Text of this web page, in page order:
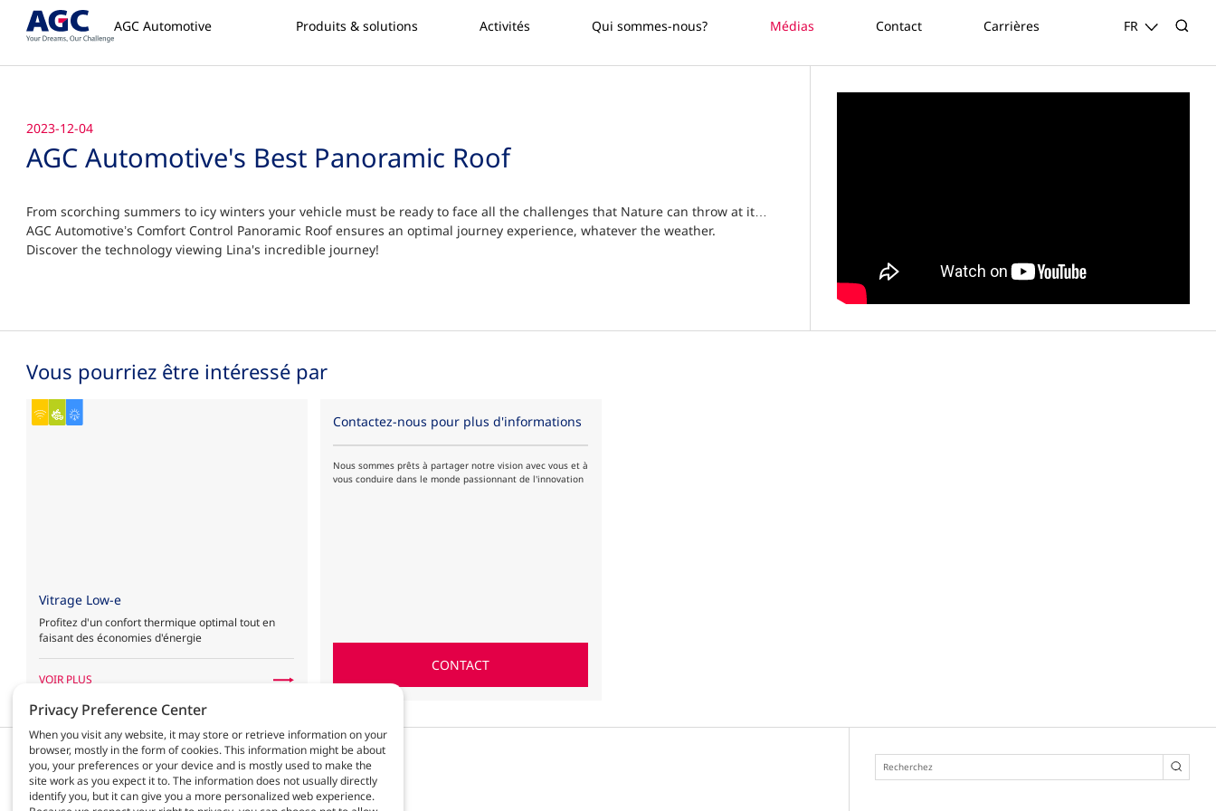
AGC Automotive Produits & solutions Activités Qui sommes-nous? Médias Contact Carrières FR
2023-12-04
AGC Automotive's Best Panoramic Roof
From scorching summers to icy winters your vehicle must be ready to face all the challenges that Nature can throw at it…
AGC Automotive’s Comfort Control Panoramic Roof ensures an optimal journey experience, whatever the weather.
Discover the technology viewing Lina's incredible journey!
Vous pourriez être intéressé par
Vitrage Low-e
Profitez d'un confort thermique optimal tout en
faisant des économies d'énergie
VOIR PLUS
Contactez-nous pour plus d'informations
Nous sommes prêts à partager notre vision avec vous et à
vous conduire dans le monde passionnant de l'innovation
CONTACT
AGC Automotive
Produits & solutions
Activités
Qui sommes-nous?
Privacy Preference Center
When you visit any website, it may store or retrieve information on your
browser, mostly in the form of cookies. This information might be about
you, your preferences or your device and is mostly used to make the
site work as you expect it to. The information does not usually directly
identify you, but it can give you a more personalized web experience.